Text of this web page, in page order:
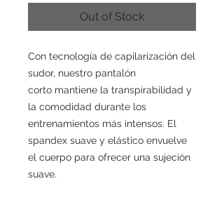
Out of Stock
Con tecnología de capilarización del
sudor, nuestro pantalón
corto mantiene la transpirabilidad y
la comodidad durante los
entrenamientos más intensos. El
spandex suave y elástico envuelve
el cuerpo para ofrecer una sujeción
suave.